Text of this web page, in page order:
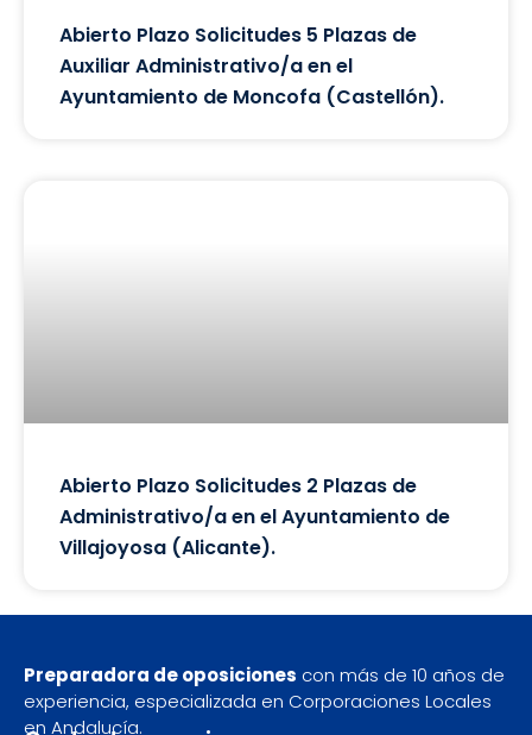
Abierto Plazo Solicitudes 5 Plazas de
Auxiliar Administrativo/a en el
Ayuntamiento de Moncofa (Castellón).
Abierto Plazo Solicitudes 2 Plazas de
Administrativo/a en el Ayuntamiento de
Villajoyosa (Alicante).
Preparadora de oposiciones con más de 10 años de
experiencia, especializada en Corporaciones Locales
en Andalucía.